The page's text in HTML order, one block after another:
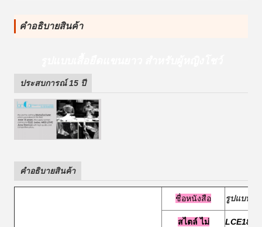
คําอธิบายสินค้า
ประสบการณ์ 15 ปี
คําอธิบายสินค้า
ชื่อหนังสือ รูปแบบเ
สไตล์ ไม่